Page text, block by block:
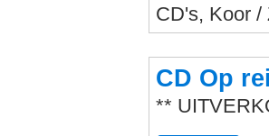
CD's, Koor /
CD Op
**